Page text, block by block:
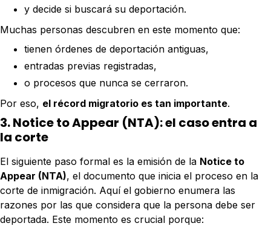
y decide si buscará su deportación.
Muchas personas descubren en este momento que:
tienen órdenes de deportación antiguas,
entradas previas registradas,
o procesos que nunca se cerraron.
Por eso, el récord migratorio es tan importante.
3. Notice to Appear (NTA): el caso entra a
la corte
El siguiente paso formal es la emisión de la Notice to
Appear (NTA), el documento que inicia el proceso en la
corte de inmigración. Aquí el gobierno enumera las
razones por las que considera que la persona debe ser
deportada. Este momento es crucial porque: